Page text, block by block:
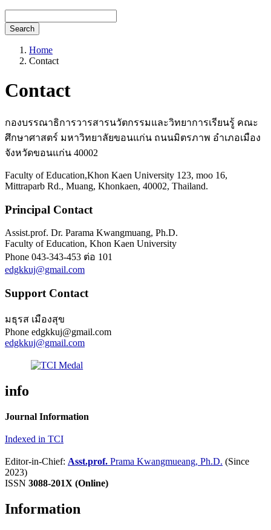
Search
Home
Contact
Contact
กองบรรณาธิการวารสารนวัตกรรมและวิทยาการเรียนรู้ คณะ
ศึกษาศาสตร์ มหาวิทยาลัยขอนแก่น ถนนมิตรภาพ อำเภอเมือง
จังหวัดขอนแก่น 40002
Faculty of Education,Khon Kaen University 123, moo 16,
Mittraparb Rd., Muang, Khonkaen, 40002, Thailand.
Principal Contact
Assist.prof. Dr. Parama Kwangmuang, Ph.D.
Faculty of Education, Khon Kaen University
Phone 043-343-453 ต่อ 101
edgkkuj@gmail.com
Support Contact
มธุรส เมืองสุข
Phone edgkkuj@gmail.com
edgkkuj@gmail.com
info
Journal Information
Indexed in TCI
Editor-in-Chief: Asst.prof. Prama Kwangmueang, Ph.D. (Since
2023)
ISSN 3088-201X (Online)
Information